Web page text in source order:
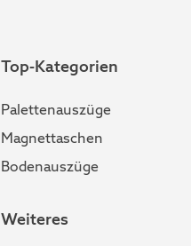
Top-Kategorien
Palettenauszüge
Magnettaschen
Bodenauszüge
Weiteres